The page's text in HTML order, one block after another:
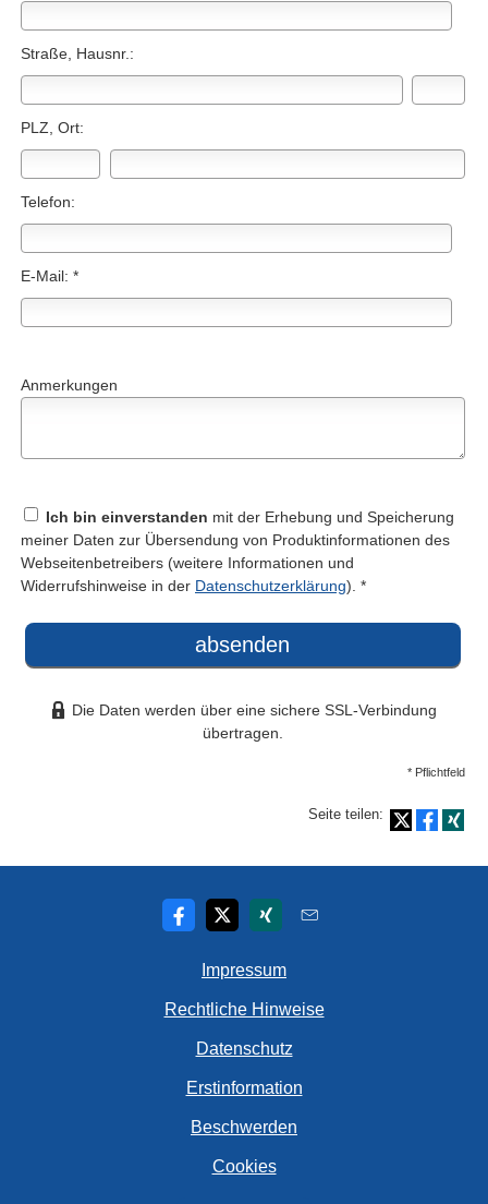
Straße, Hausnr.:
PLZ, Ort:
Telefon:
E-Mail: *
Anmerkungen
Ich bin einverstanden mit der Erhebung und Speicherung
meiner Daten zur Übersendung von Produktinformationen des
Webseitenbetreibers (weitere Informationen und
Widerrufshinweise in der Datenschutzerklärung). *
absenden
Die Daten werden über eine sichere SSL-Verbindung
übertragen.
* Pflichtfeld
Seite teilen:
Impressum
Rechtliche Hinweise
Datenschutz
Erstinformation
Beschwerden
Cookies